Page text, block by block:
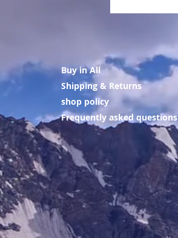
Buy in All
Shipping & Returns
shop policy
Frequently asked questions